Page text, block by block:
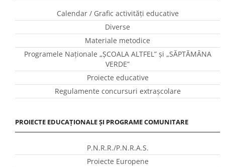
Calendar / Grafic activităţi educative
Diverse
Materiale metodice
Programele Naţionale „ŞCOALA ALTFEL” și „SĂPTĂMÂNA
VERDE”
Proiecte educative
Regulamente concursuri extraşcolare
PROIECTE EDUCAȚIONALE ȘI PROGRAME COMUNITARE
P.N.R.R./P.N.R.A.S.
Proiecte Europene